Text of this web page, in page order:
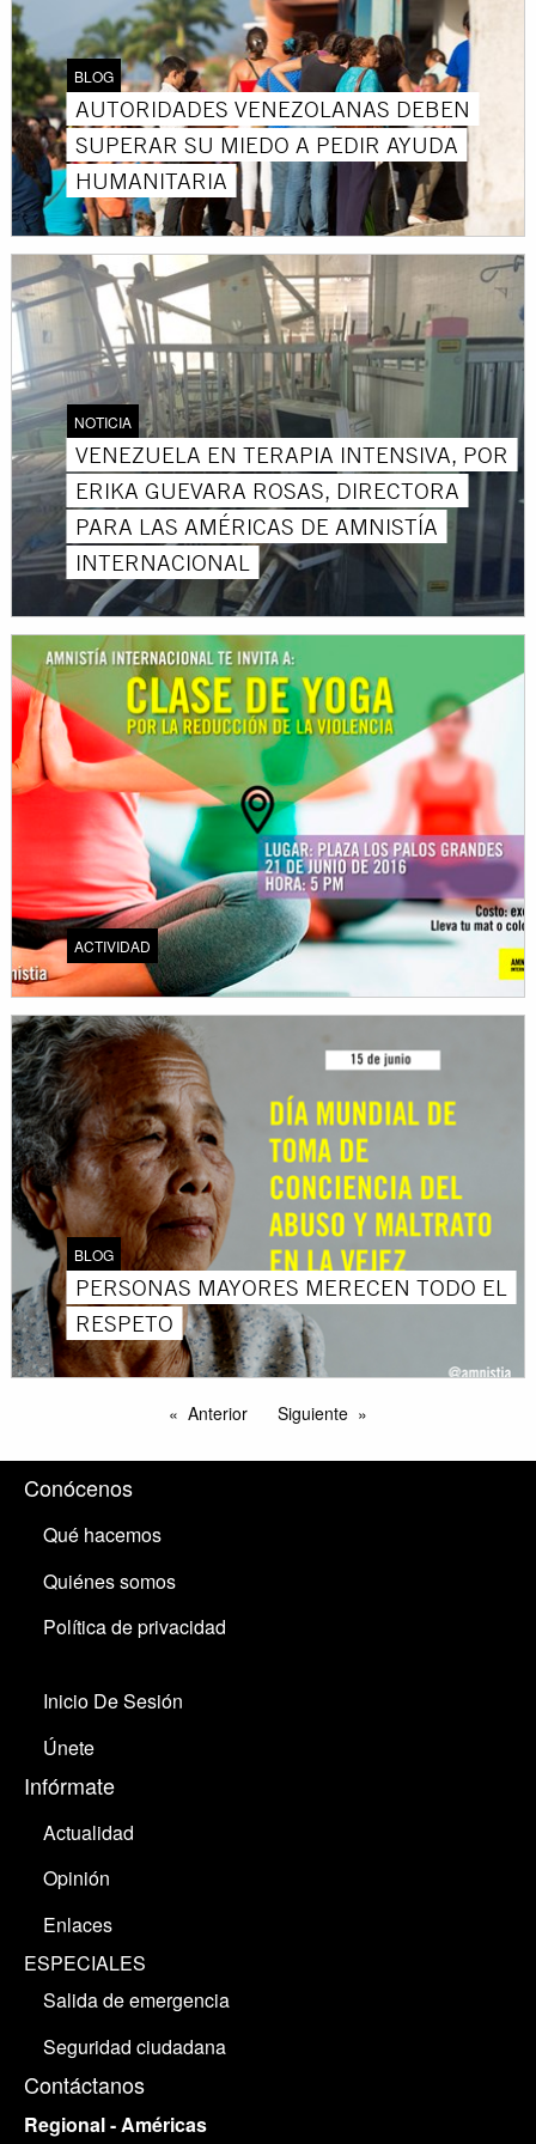
BLOG
AUTORIDADES VENEZOLANAS DEBEN
SUPERAR SU MIEDO A PEDIR AYUDA
HUMANITARIA
NOTICIA
VENEZUELA EN TERAPIA INTENSIVA, POR
ERIKA GUEVARA ROSAS, DIRECTORA
PARA LAS AMÉRICAS DE AMNISTÍA
INTERNACIONAL
ACTIVIDAD
BLOG
PERSONAS MAYORES MERECEN TODO EL
RESPETO
Anterior Siguiente
Conócenos
Qué hacemos
Quiénes somos
Política de privacidad
Inicio De Sesión
Únete
Infórmate
Actualidad
Opinión
Enlaces
ESPECIALES
Salida de emergencia
Seguridad ciudadana
Contáctanos
Regional - Américas